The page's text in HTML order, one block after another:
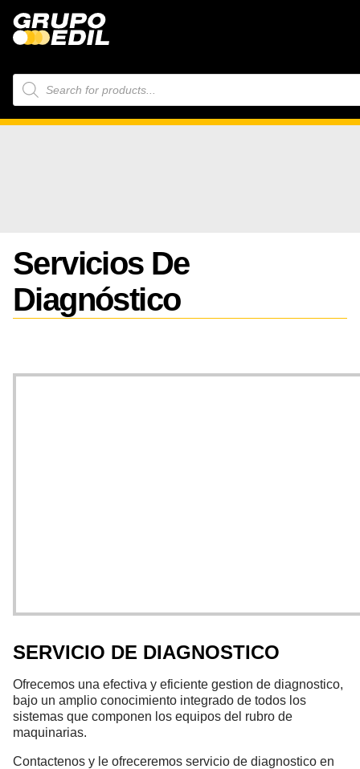
Búsqueda
de
productos
Servicios De
Diagnóstico
SERVICIO DE DIAGNOSTICO
Ofrecemos una efectiva y eficiente gestion de diagnostico,
bajo un amplio conocimiento integrado de todos los
sistemas que componen los equipos del rubro de
maquinarias.
Contactenos y le ofreceremos servicio de diagnostico en